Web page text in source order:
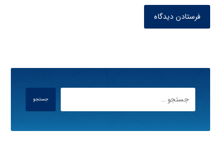
فرستادن دیدگاه
جستجو